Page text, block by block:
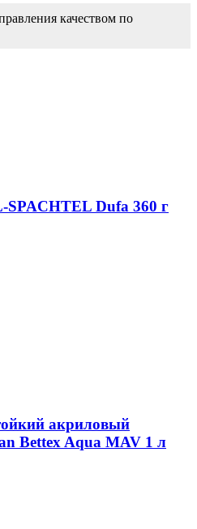
качеством по
Dufa 360 г
акриловый
Bettex Aqua MAV 1 л